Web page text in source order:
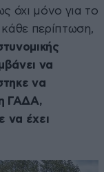
όχι μόνο για το
περίπτωση,
να
να
ΓΑΔΑ,
να έχει